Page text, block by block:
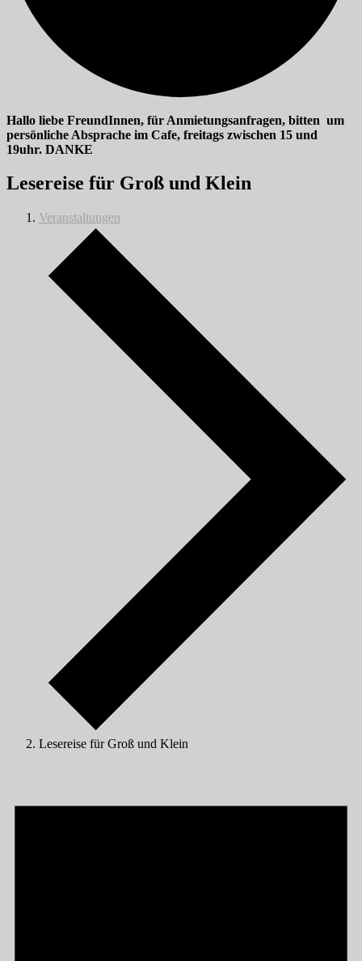
Hallo liebe FreundInnen, für Anmietungsanfragen, bitten um
persönliche Absprache im Cafe, freitags zwischen 15 und
19uhr. DANKE
Lesereise für Groß und Klein
Veranstaltungen
Lesereise für Groß und Klein